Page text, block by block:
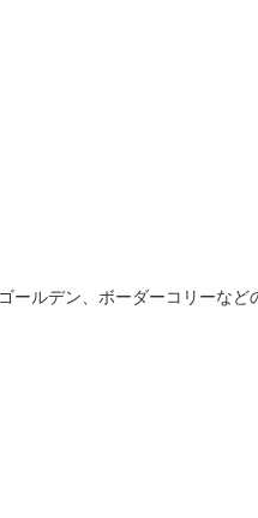
ールデン、ボーダーコリーなど